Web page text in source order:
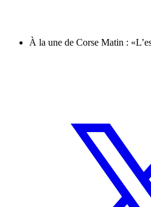
À la une de Corse Matin :